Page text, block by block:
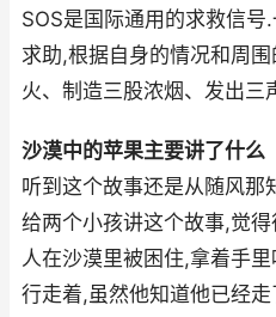
SOS是国际通用的求救信
求助,根据自身的情况和周
火、制造三股浓烟、发出三
沙漠中的苹果主要讲了什么
听到这个故事还是从随风那
给两个小孩讲这个故事,觉
人在沙漠里被困住,拿着手
行走着,虽然他知道他已经